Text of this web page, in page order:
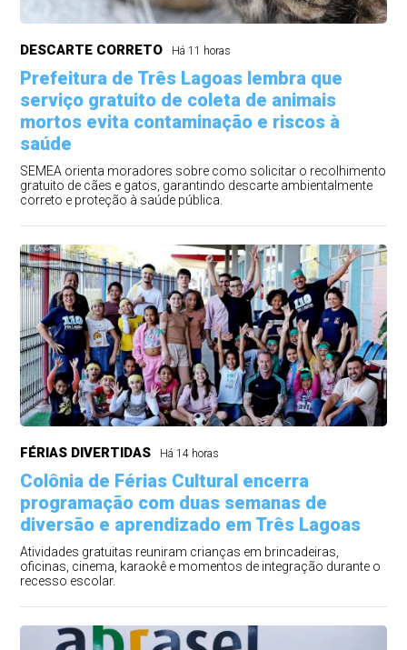
DESCARTE CORRETO Há 11 horas
Prefeitura de Três Lagoas lembra que
serviço gratuito de coleta de animais
mortos evita contaminação e riscos à
saúde
SEMEA orienta moradores sobre como solicitar o recolhimento
gratuito de cães e gatos, garantindo descarte ambientalmente
correto e proteção à saúde pública.
FÉRIAS DIVERTIDAS Há 14 horas
Colônia de Férias Cultural encerra
programação com duas semanas de
diversão e aprendizado em Três Lagoas
Atividades gratuitas reuniram crianças em brincadeiras,
oficinas, cinema, karaokê e momentos de integração durante o
recesso escolar.